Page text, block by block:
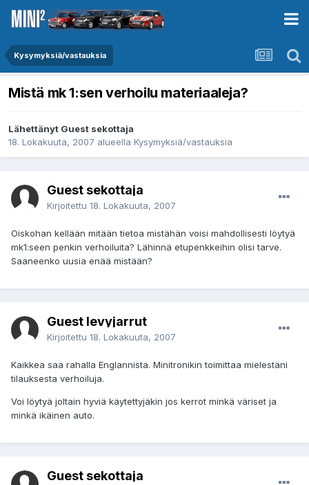
Kysymyksiä/vastauksia
Mistä mk 1:sen verhoilu materiaaleja?
Lähettänyt Guest sekottaja
18. Lokakuuta, 2007 alueella Kysymyksiä/vastauksia
Guest sekottaja
Kirjoitettu 18. Lokakuuta, 2007
Oiskohan kellään mitään tietoa mistähän voisi mahdollisesti löytyä
mk1:seen penkin verhoiluita? Lähinnä etupenkkeihin olisi tarve.
Saaneenko uusia enää mistään?
Guest levyjarrut
Kirjoitettu 18. Lokakuuta, 2007
Kaikkea saa rahalla Englannista. Minitronikin toimittaa mielestäni
tilauksesta verhoiluja.
Voi löytyä joltain hyviä käytettyjäkin jos kerrot minkä väriset ja
minkä ikäinen auto.
Guest sekottaja